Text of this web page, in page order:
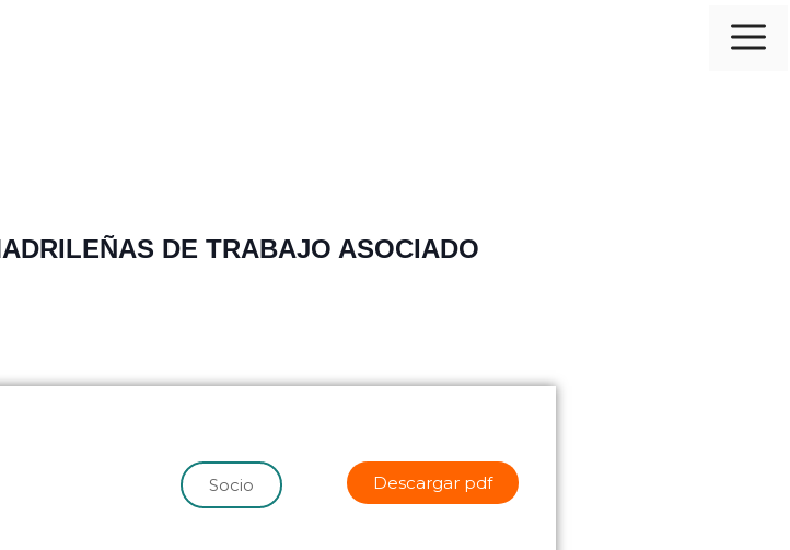
DE TRABAJO ASOCIADO
Socio Descargar pdf